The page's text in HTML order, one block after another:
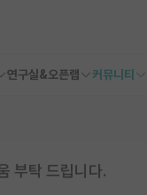
연구실&오픈랩 커뮤니티
부탁 드립니다.